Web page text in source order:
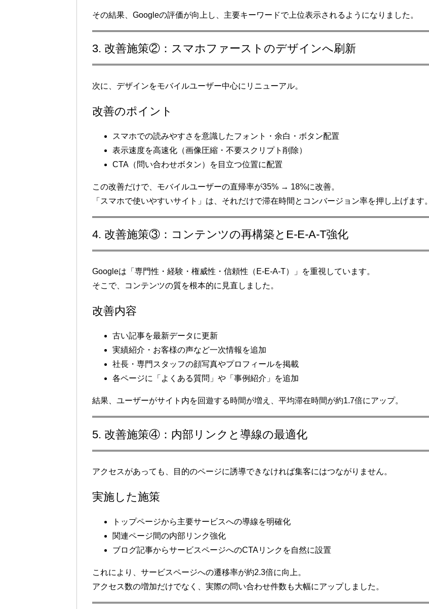
その結果、Googleの評価が向上し、 主要キーワードで上位表示されるようになりました。
3. 改善施策②：スマホファーストのデザインへ刷新
次に、デザインをモバイルユーザー中心にリニューアル。
改善のポイント
スマホでの読みやすさを意識したフォント・余白・ボタン配置
表示速度を高速化（画像圧縮・不要スクリプト削除）
CTA（問い合わせボタン）を目立つ位置に配置
この改善だけで、 モバイルユーザーの直帰率が35% → 18%に改善。
「スマホで使いやすいサイト」は、それだけで滞在時間とコンバージョン率を押し上げます。
4. 改善施策③：コンテンツの再構築とE-E-A-T強化
Googleは「専門性・経験・権威性・信頼性（E-E-A-T）」を重視しています。
そこで、
コンテンツの質を根本的に見直し ました。
改善内容
古い記事を最新データに更新
実績紹介・お客様の声など一次情報を追加
社長・専門スタッフの顔写真やプロフィールを掲載
各ページに「よくある質問」や「事例紹介」を追加
結果、ユーザーがサイト内を回遊する時間が増え、 平均滞在時間が約1.7倍にアップ。
5. 改善施策④：内部リンクと導線の最適化
アクセスがあっても、目的のページに誘導できなければ集客にはつながりません。
実施した施策
トップページから主要サービスへの導線を明確化
関連ページ間の内部リンク強化
ブログ記事からサービスページへのCTAリンクを自然に設置
これにより、 サービスページへの遷移率が約2.3倍に向上。
アクセス数の増加だけでなく、実際の問い合わせ件数も大幅にアップしました。